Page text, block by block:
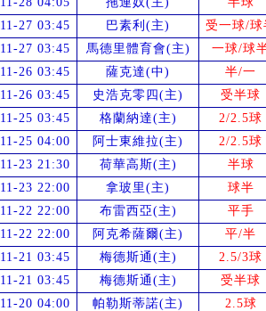
11-27 03:45 巴素利(主) 受一球/球
11-27 03:45 馬德里體育會(主)
一球/球
11-26 03:45 薩克達(中)
半/一
11-26 03:45 史浩克零四(主) 受半球
11-25 03:45 格蘭納達(主)
2/2.5球
11-25 04:00 阿士東維拉(主)
2/2.5球
11-23 21:30 荷華高斯(主)
半球
11-23 22:00 拿玻里(主)
球半
11-22 22:00 布雷西亞(主)
平手
11-22 22:00 阿克希薩爾(主)
平/半
11-21 03:45 梅德斯通(主)
2.5/3球
11-21 03:45 梅德斯通(主) 受半球
11-20 04:00 帕勒斯蒂諾(主)
2.5球